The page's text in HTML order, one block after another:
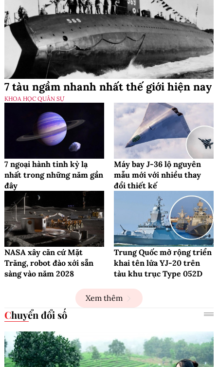
7 tàu ngầm nhanh nhất thế giới hiện nay
KHOA HỌC QUÂN SỰ
7 ngoại hành tinh kỳ lạ
nhất trong những năm gần
đây
Máy bay J-36 lộ nguyên
mẫu mới với nhiều thay
đổi thiết kế
NASA xây căn cứ Mặt
Trăng, robot đào xới sẵn
sàng vào năm 2028
Trung Quốc mở rộng triển
khai tên lửa YJ-20 trên
tàu khu trục Type 052D
Xem thêm
Chuyển đổi số